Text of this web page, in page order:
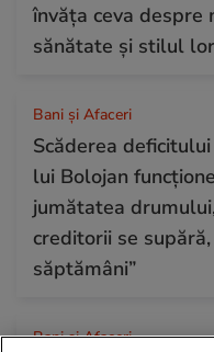
învăța ceva despre
sănătate și stilul
Bani și Afaceri
Scăderea
lui Bolojan
jumătatea
creditorii se
săptămâni”
Bani și Afaceri